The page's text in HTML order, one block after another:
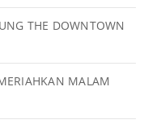
THE DOWNTOWN
MALAM